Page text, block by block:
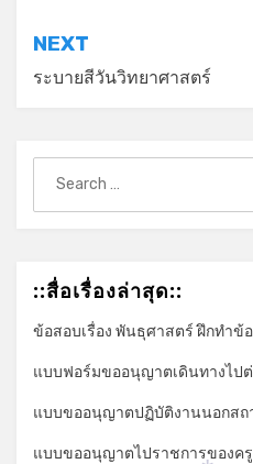
NEXT
ระบายสีวันวิทยาศาสตร์
for:
::สื่อเรื่องล่าสุด::
ข้อสอบเรื่อง พันธุศาสตร์ ฝึกทำข้
แบบฟอร์มขออนุญาตเดินทางไป
แบบขออนุญาตปฏิบัติงานนอกสถ
แบบขออนุญาตไปราชการของค